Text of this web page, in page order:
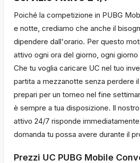
Poiché la competizione in PUBG
e notte, crediamo che anche il
dipendere dall'orario. Per questo
attivo ogni ora del giorno, ogni
Che tu voglia caricare UC nel tuo
partita a mezzanotte senza perdere
prepari per un torneo nel fine
è sempre a tua disposizione. Il
attivo 24/7 risponde immediatamente
domanda tu possa avere durante il
Prezzi UC PUBG Mobile